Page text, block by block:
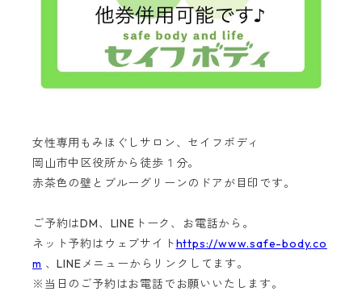
女性専用もみほぐしサロン、セイフボディ
岡山市中区役所から徒歩１分。
赤茶色の壁とブルーグリーンのドアが目印です。
ご予約はDM、LINEトーク、お電話から。
ネット予約はウェブサイトhttps://www.safe-body.co
m 、LINEメニューからリンクしてます。
※当日のご予約はお電話でお願いいたします。